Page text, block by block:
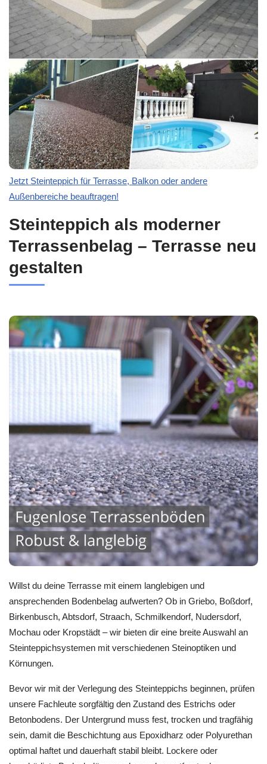
Jetzt Steinteppich für Terrasse, Balkon oder andere
Außenbereiche beauftragen!
Steinteppich als moderner
Terrassenbelag – Terrasse neu
gestalten
Willst du deine Terrasse mit einem langlebigen und
ansprechenden Bodenbelag aufwerten? Ob in Griebo, Boßdorf,
Birkenbusch, Abtsdorf, Straach, Schmilkendorf, Nudersdorf,
Mochau oder Kropstädt – wir bieten dir eine breite Auswahl an
Steinteppichsystemen mit verschiedenen Steinoptiken und
Körnungen.
Bevor wir mit der Verlegung des Steinteppichs beginnen, prüfen
unsere Fachleute sorgfältig den Zustand des Estrichs oder
Betonbodens. Der Untergrund muss fest, trocken und tragfähig
sein, damit die Beschichtung aus Epoxidharz oder Polyurethan
optimal haftet und dauerhaft stabil bleibt. Lockere oder